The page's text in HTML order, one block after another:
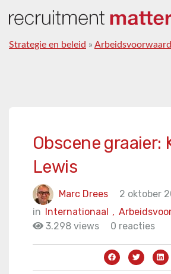
Strategie en beleid »
Obscene graaier:
Lewis
Marc Drees
2 oktober
in Internationaal ,
3.298 views
0 reacties